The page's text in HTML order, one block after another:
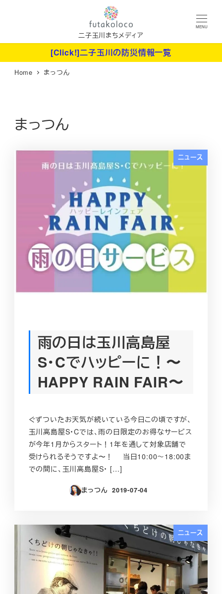
ン
二子玉川まちメディア
MENU
[Click!]二子玉川の防災情報一覧
Home まっつん
まっつん
ニュース
雨の日は玉川高島屋
S･Cでハッピーに！〜
HAPPY RAIN FAIR〜
ぐずついたお天気が続いている今日この頃ですが、
玉川高島屋S・Cでは、雨の日限定のお得なサービス
が今年1月からスタート！1年を通して対象店舗で
受けられるそうですよ〜！ 当日10:00～18:00ま
での間に、玉川高島屋S･ […]
まっつん
投稿日
2019-07-04
ニュース